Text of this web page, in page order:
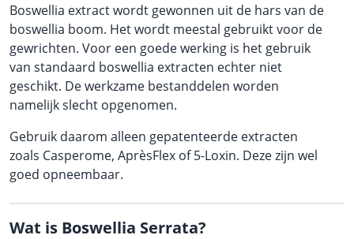
Boswellia extract wordt gewonnen uit de hars van de
boswellia boom. Het wordt meestal gebruikt voor de
gewrichten. Voor een goede werking is het gebruik
van standaard boswellia extracten echter niet
geschikt. De werkzame bestanddelen worden
namelijk slecht opgenomen.
Gebruik daarom alleen gepatenteerde extracten
zoals Casperome, AprèsFlex of 5-Loxin. Deze zijn wel
goed opneembaar.
Wat is Boswellia Serrata?